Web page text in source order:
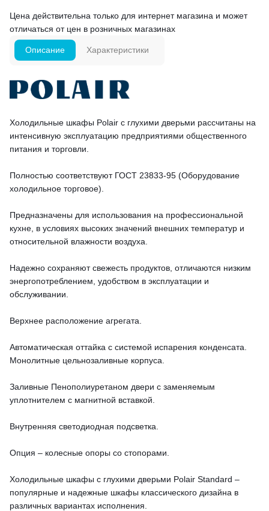
Цена действительна только для интернет магазина и может
отличаться от цен в розничных магазинах
Описание
Холодильные шкафы Polair с глухими дверьми рассчитаны на
интенсивную эксплуатацию предприятиями общественного
питания и торговли.
Полностью соответствуют ГОСТ 23833-95 (Оборудование
холодильное торговое).
Предназначены для использования на профессиональной
кухне, в условиях высоких значений внешних температур и
относительной влажности воздуха.
Надежно сохраняют свежесть продуктов, отличаются низким
энергопотреблением, удобством в эксплуатации и
обслуживании.
Верхнее расположение агрегата.
Автоматическая оттайка с системой испарения конденсата.
Монолитные цельнозаливные корпуса.
Заливные Пенополиуретаном двери с заменяемым
уплотнителем с магнитной вставкой.
Внутренняя светодиодная подсветка.
Опция – колесные опоры со стопорами.
Холодильные шкафы с глухими дверьми Polair Standard –
популярные и надежные шкафы классического дизайна в
различных вариантах исполнения.
Характеристики